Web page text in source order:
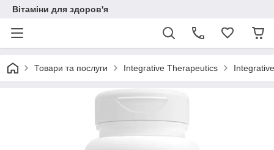
Вітаміни для здоров'я
Товари та послуги Integrative Therapeutics